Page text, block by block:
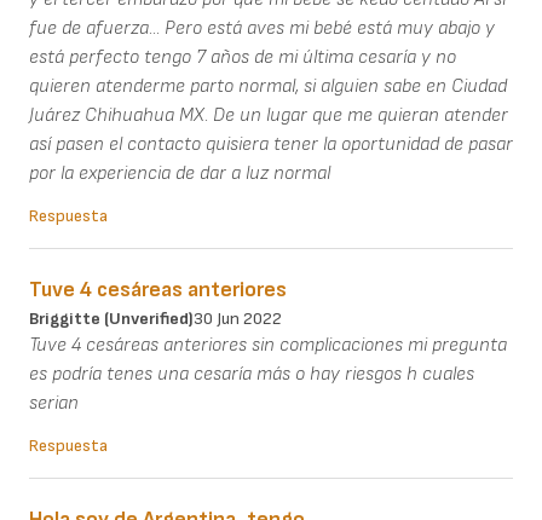
fue de afuerza... Pero está aves mi bebé está muy abajo y
está perfecto tengo 7 años de mi última cesaría y no
quieren atenderme parto normal, si alguien sabe en Ciudad
Juárez Chihuahua MX. De un lugar que me quieran atender
así pasen el contacto quisiera tener la oportunidad de pasar
por la experiencia de dar a luz normal
Respuesta
Tuve 4 cesáreas anteriores
Briggitte (unverified)30 Jun 2022
Tuve 4 cesáreas anteriores sin complicaciones mi pregunta
es podría tenes una cesaría más o hay riesgos h cuales
serian
Respuesta